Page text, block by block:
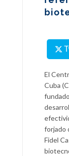
El
Cuba
forjado
Fidel